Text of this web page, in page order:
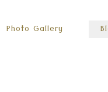
Photo Gallery